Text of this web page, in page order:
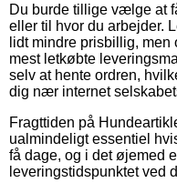
Du burde tillige vælge at
eller til hvor du arbejder.
lidt mindre prisbillig,
mest letkøbte
selv at hente ordren,
dig nær internet
Fragttiden på
ualmindeligt essentiel
få dage, og i det øjemed
leveringstidspunktet ved